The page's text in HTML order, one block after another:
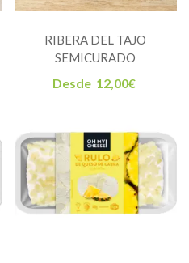
RIBERA DEL TAJO
SEMICURADO
Desde 12,00€